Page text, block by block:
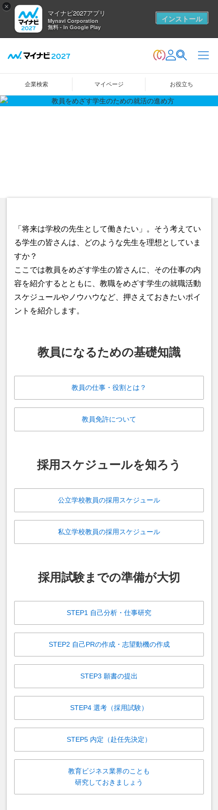
×
マイナビ2027アプリ
Mynavi Corporation
無料 - In Google Play
インストール
企業検索 マイページ お役立ち
「将来は学校の先生として働きたい」。そう考えてい
る学生の皆さんは、どのような先生を理想としていま
すか？
ここでは教員をめざす学生の皆さんに、その仕事の内
容を紹介するとともに、教職をめざす学生の就職活動
スケジュールやノウハウなど、押さえておきたいポイ
ントを紹介します。
教員になるための基礎知識
教員の仕事・役割とは？
教員免許について
採用スケジュールを知ろう
公立学校教員の採用スケジュール
私立学校教員の採用スケジュール
採用試験までの準備が大切
STEP1 自己分析・仕事研究
STEP2 自己PRの作成・志望動機の作成
STEP3 願書の提出
STEP4 選考（採用試験）
STEP5 内定（赴任先決定）
教育ビジネス業界のことも
研究しておきましょう